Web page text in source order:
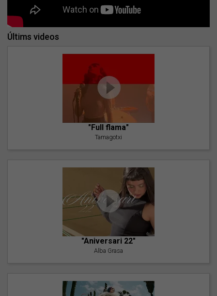
Últims videos
"Full flama"
Tamagotxi
"Aniversari 22"
Alba Grasa